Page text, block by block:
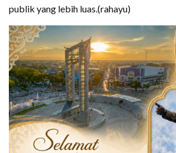
publik yang lebih luas.(rahayu)